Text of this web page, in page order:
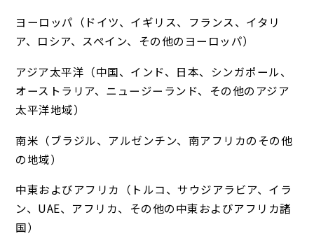
ヨーロッパ（ドイツ、イギリス、フランス、イタリ
ア、ロシア、スペイン、その他のヨーロッパ）
アジア太平洋（中国、インド、日本、シンガポール、
オーストラリア、ニュージーランド、その他のアジア
太平洋地域）
南米（ブラジル、アルゼンチン、南アフリカのその他
の地域）
中東およびアフリカ（トルコ、サウジアラビア、イラ
ン、UAE、アフリカ、その他の中東およびアフリカ諸
国）